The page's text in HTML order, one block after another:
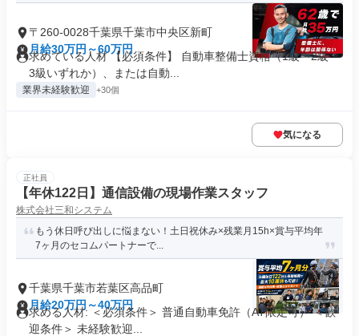
〒260-0028千葉県千葉市中央区新町
月給30万円～60万円
求めている人材 【必須条件】 自動車整備士資格（1級・2級・
3級いずれか）、または自動...
業界未経験歓迎 +30個
気になる
正社員
【年休122日】通信設備の現場作業スタッフ
株式会社三和システム
もう休日呼び出しに悩まない！土日祝休み×残業月15h×賞与平均年
7ヶ月のセコムパートナーで...
千葉県千葉市若葉区高品町
月給20万円～40万円
求める人材: ＜必須条件＞ 普通自動車免許（AT限定可） ＜歓
迎条件＞ 未経験歓迎...